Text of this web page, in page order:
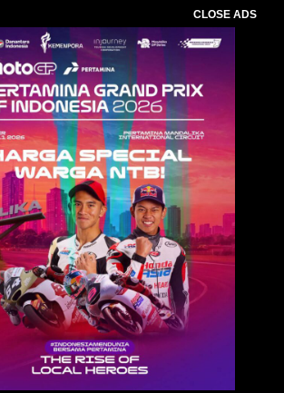
CLOSE ADS